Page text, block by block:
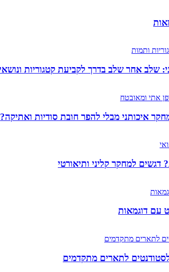
איכותני מבלי להפר חובת סודיות ואתיקה?
דגשים למחקר קליני ותיאורטי
עם דוגמאות
לתארים מתקדמים